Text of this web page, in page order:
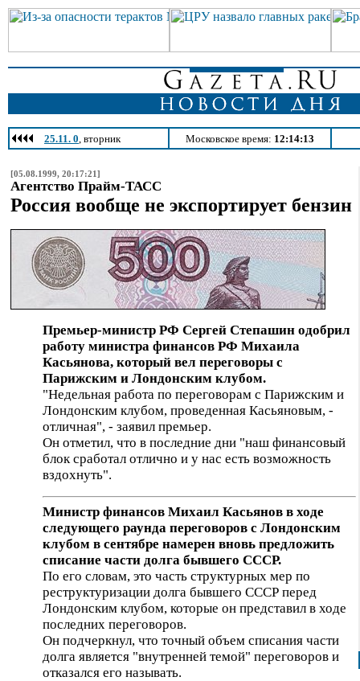
25.11. 0, вторник Московское время: 12:14:13
[05.08.1999, 20:17:21]
Агентство Прайм-ТАСС
Россия вообще не экспортирует бензин
Премьер-министр РФ Сергей Степашин одобрил
работу министра финансов РФ Михаила
Касьянова, который вел переговоры с
Парижским и Лондонским клубом.
"Недельная работа по переговорам с Парижским и
Лондонским клубом, проведенная Касьяновым, -
отличная", - заявил премьер.
Он отметил, что в последние дни "наш финансовый
блок сработал отлично и у нас есть возможность
вздохнуть".
Министр финансов Михаил Касьянов в ходе
следующего раунда переговоров с Лондонским
клубом в сентябре намерен вновь предложить
списание части долга бывшего СССР.
По его словам, это часть структурных мер по
реструктуризации долга бывшего СССР перед
Лондонским клубом, которые он представил в ходе
последних переговоров.
Он подчеркнул, что точный объем списания части
долга является "внутренней темой" переговоров и
отказался его называть.